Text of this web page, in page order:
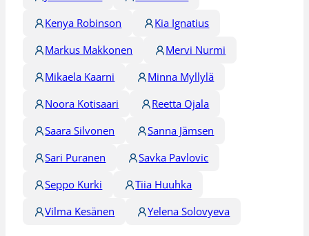
Kenya Robinson
Kia Ignatius
Markus Makkonen
Mervi Nurmi
Mikaela Kaarni
Minna Myllylä
Noora Kotisaari
Reetta Ojala
Saara Silvonen
Sanna Jämsen
Sari Puranen
Savka Pavlovic
Seppo Kurki
Tiia Huuhka
Vilma Kesänen
Yelena Solovyeva